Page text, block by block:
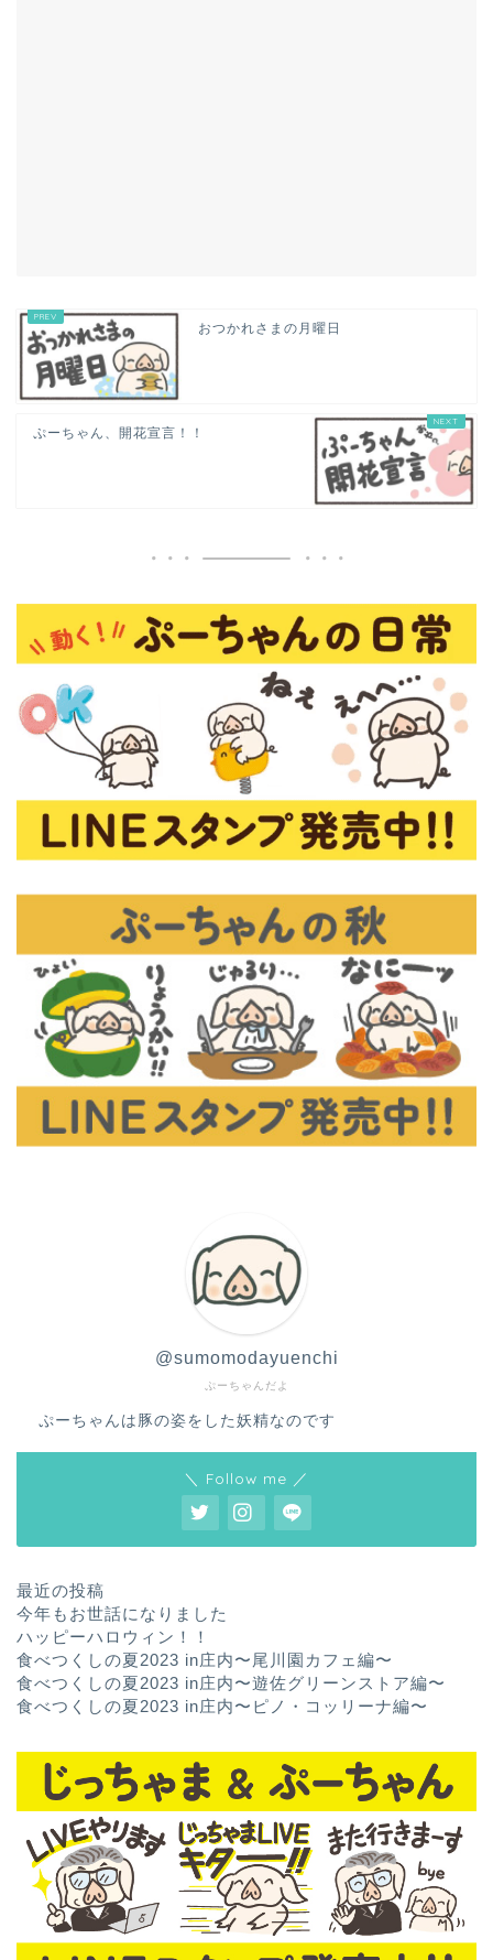
おつかれさまの月曜日
ぷーちゃん、開花宣言！！
ぷーちゃんだよ
@sumomodayuenchi
ぷーちゃんは豚の姿をした妖精なのです
＼ Follow me ／
最近の投稿
今年もお世話になりました
ハッピーハロウィン！！
食べつくしの夏2023 in庄内〜尾川園カフェ編〜
食べつくしの夏2023 in庄内〜遊佐グリーンストア編〜
食べつくしの夏2023 in庄内〜ピノ・コッリーナ編〜
ホーム
お問い合わせ